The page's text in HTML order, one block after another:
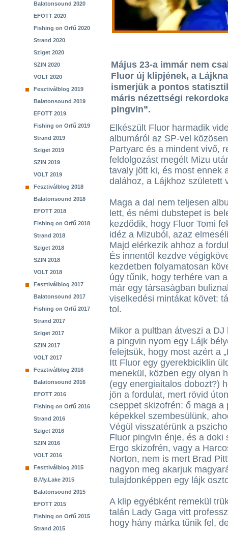
Balatonsound 2020
EFOTT 2020
Fishing on Orfű 2020
Strand 2020
Sziget 2020
SZIN 2020
VOLT 2020
Fesztiválblog 2019
Balatonsound 2019
EFOTT 2019
Fishing on Orfű 2019
Strand 2019
Sziget 2019
SZIN 2019
VOLT 2019
Fesztiválblog 2018
Balatonsound 2018
EFOTT 2018
Fishing on Orfű 2018
Strand 2018
Sziget 2018
SZIN 2018
VOLT 2018
Fesztiválblog 2017
Balatonsound 2017
Fishing on Orfű 2017
Strand 2017
Sziget 2017
SZIN 2017
VOLT 2017
Fesztiválblog 2016
Balatonsound 2016
EFOTT 2016
Fishing on Orfű 2016
Strand 2016
Sziget 2016
SZIN 2016
VOLT 2016
Fesztiválblog 2015
B.My.Lake 2015
Balatonsound 2015
EFOTT 2015
Fishing on Orfű 2015
Strand 2015
Május 23-a immár nem
Fluor új klipjének, a
ismerjük a pontos
máris nézettségi
pingvin”.
Elkészült Fluor harmadik
albumáról az SP-vel
Partyarc és a mindent vivő,
feldolgozást megélt Mizu
tavaly jött ki, és most ennek
dalához, a Lájkhoz született
Maga a dal nem teljesen
lett, és némi dubstepet is
kezdődik, hogy Fluor Tomi
idéz a Mizuból, azaz
Majd elérkezik ahhoz a
És innentől kezdve
kezdetben folyamatosan
úgy tűnik, hogy terhére van
már egy társaságban
viselkedési mintákat követ:
tol.
Mikor a pultban átveszi a
a pingvin nyom egy Lájk
felejtsük, hogy most azért a
Itt Fluor egy gyerekbiciklin
menekül, közben egy olyan
(egy energiaitalos dobozt?)
jön a fordulat, mert rövid
cseppet skizofrén: ő maga
képekkel szembesülünk,
Végül visszatérünk a
Fluor pingvin énje, és a
Ergo skizofrén, vagy a
Norton, nem is mert Brad
nagyon meg akarjuk
tulajdonképpen egy lájk
A klip egyébként remekül
talán Lady Gaga vitt
hogy hány márka tűnik fel,